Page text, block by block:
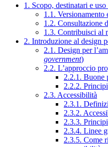
1. Scopo, destinatari e
1.1. Versionamento
1.2. Consultazione
1.3. Contribuisci al
2. Introduzione al design
2.1. Design per
government)
2.2. L’approccio
2.2.1. Buone
2.2.2. Principi
2.3. Accessibilità
2.3.1.
2.3.2.
2.3.3.
2.3.4. Linee
2.3.5. Come